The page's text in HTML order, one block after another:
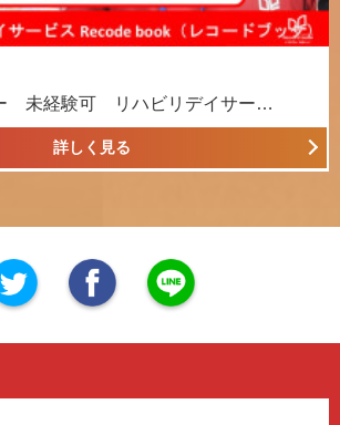
未経験可 リハビリデイサー…
詳しく見る